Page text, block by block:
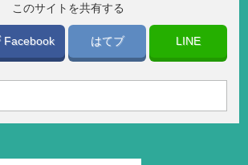
このサイトを共有する
Facebook はてブ LINE